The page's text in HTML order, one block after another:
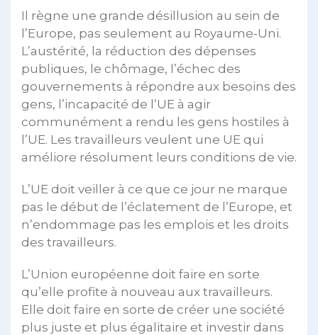
Il règne une grande désillusion au sein de
l’Europe, pas seulement au Royaume-Uni.
L’austérité, la réduction des dépenses
publiques, le chômage, l’échec des
gouvernements à répondre aux besoins des
gens, l’incapacité de l’UE à agir
communément a rendu les gens hostiles à
l’UE. Les travailleurs veulent une UE qui
améliore résolument leurs conditions de vie.
L’UE doit veiller à ce que ce jour ne marque
pas le début de l’éclatement de l’Europe, et
n’endommage pas les emplois et les droits
des travailleurs.
L’Union européenne doit faire en sorte
qu’elle profite à nouveau aux travailleurs.
Elle doit faire en sorte de créer une société
plus juste et plus égalitaire et investir dans